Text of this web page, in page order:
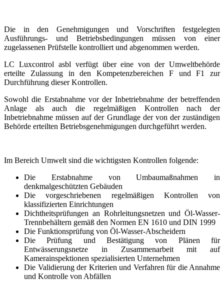
Die in den Genehmigungen und Vorschriften festgelegten
Ausführungs- und Betriebsbedingungen müssen von einer
zugelassenen Prüfstelle kontrolliert und abgenommen werden.
LC Luxcontrol asbl verfügt über eine von der Umweltbehörde
erteilte Zulassung in den Kompetenzbereichen F und F1 zur
Durchführung dieser Kontrollen.
Sowohl die Erstabnahme vor der Inbetriebnahme der betreffenden
Anlage als auch die regelmäßigen Kontrollen nach der
Inbetriebnahme müssen auf der Grundlage der von der zuständigen
Behörde erteilten Betriebsgenehmigungen durchgeführt werden.
Im Bereich Umwelt sind die wichtigsten Kontrollen folgende:
Die Erstabnahme von Umbaumaßnahmen in
denkmalgeschützten Gebäuden
Die vorgeschriebenen regelmäßigen Kontrollen von
klassifizierten Einrichtungen
Dichtheitsprüfungen an Rohrleitungsnetzen und Öl-Wasser-
Trennbehältern gemäß den Normen EN 1610 und DIN 1999
Die Funktionsprüfung von Öl-Wasser-Abscheidern
Die Prüfung und Bestätigung von Plänen für
Entwässerungsnetze in Zusammenarbeit mit auf
Kamerainspektionen spezialisierten Unternehmen
Die Validierung der Kriterien und Verfahren für die Annahme
und Kontrolle von Abfällen